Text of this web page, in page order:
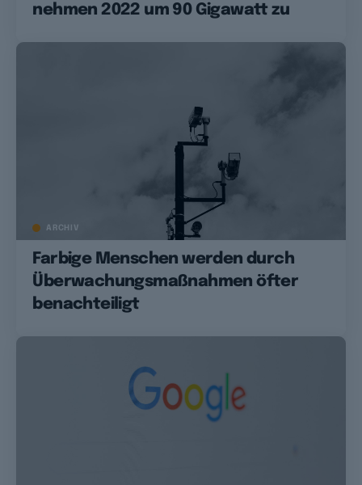
nehmen 2022 um 90 Gigawatt zu
ARCHIV
Farbige Menschen werden durch
Überwachungsmaßnahmen öfter
benachteiligt